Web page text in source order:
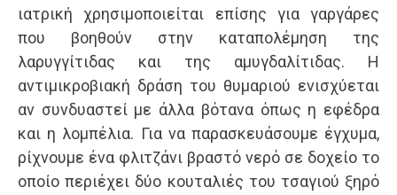
ιατρική χρησιμοποιείται επίσης για γαργάρες
που βοηθούν στην καταπολέμηση της
λαρυγγίτιδας και της αμυγδαλίτιδας. Η
αντιμικροβιακή δράση του θυμαριού ενισχύεται
αν συνδυαστεί με άλλα βότανα όπως η εφέδρα
και η λομπέλια. Για να παρασκευάσουμε έγχυμα,
ρίχνουμε ένα φλιτζάνι βραστό νερό σε δοχείο το
οποίο περιέχει δύο κουταλιές του τσαγιού ξηρό